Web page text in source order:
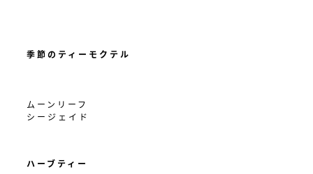
季節のティーモクテル
ムーンリーフ
シージェイド
ハーブティー